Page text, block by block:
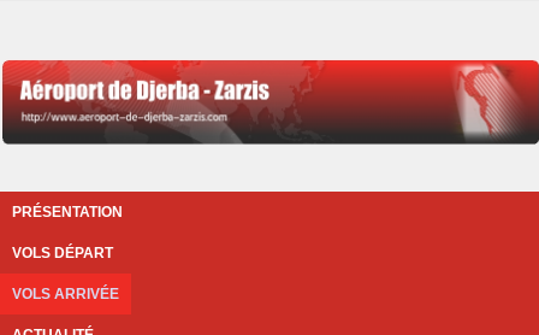
PRÉSENTATION
VOLS DÉPART
VOLS ARRIVÉE